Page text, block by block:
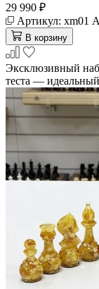
29 990 ₽
Артикул: xm01
В корзину
Эксклюзивный
теста —